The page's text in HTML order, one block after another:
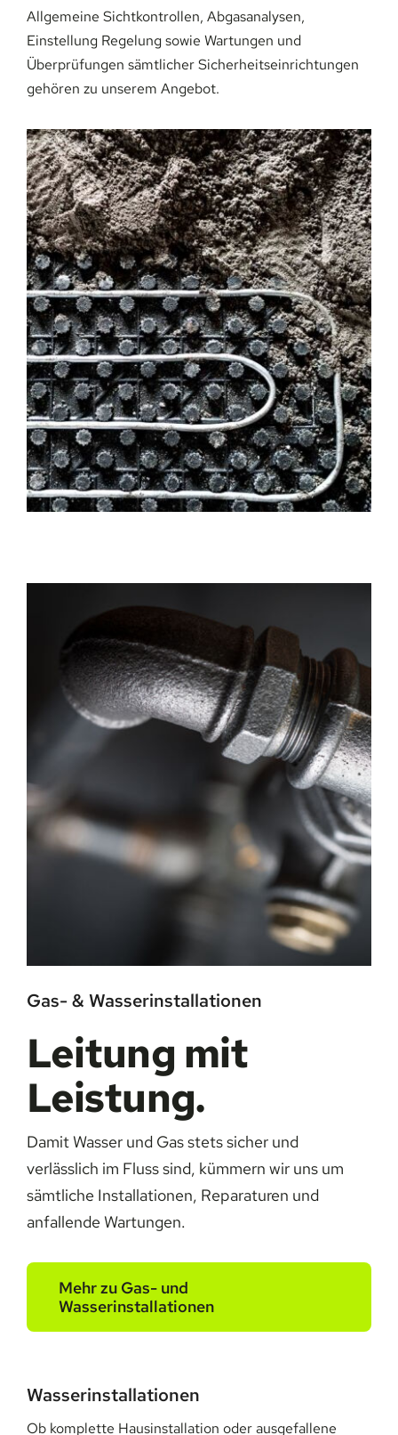
Allgemeine Sichtkontrollen, Abgasanalysen,
Einstellung Regelung sowie Wartungen und
Überprüfungen sämtlicher Sicherheitseinrichtungen
gehören zu unserem Angebot.
Gas- & Wasserinstallationen
Leitung mit
Leistung.
Damit Wasser und Gas stets sicher und
verlässlich im Fluss sind, kümmern wir uns um
sämtliche Installationen, Reparaturen und
anfallende Wartungen.
Mehr zu Gas- und
Wasserinstallationen
Wasserinstallationen
Ob komplette Hausinstallation oder ausgefallene